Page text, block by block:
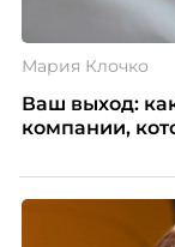
Мария Клочко
Ваш выход:
компании,